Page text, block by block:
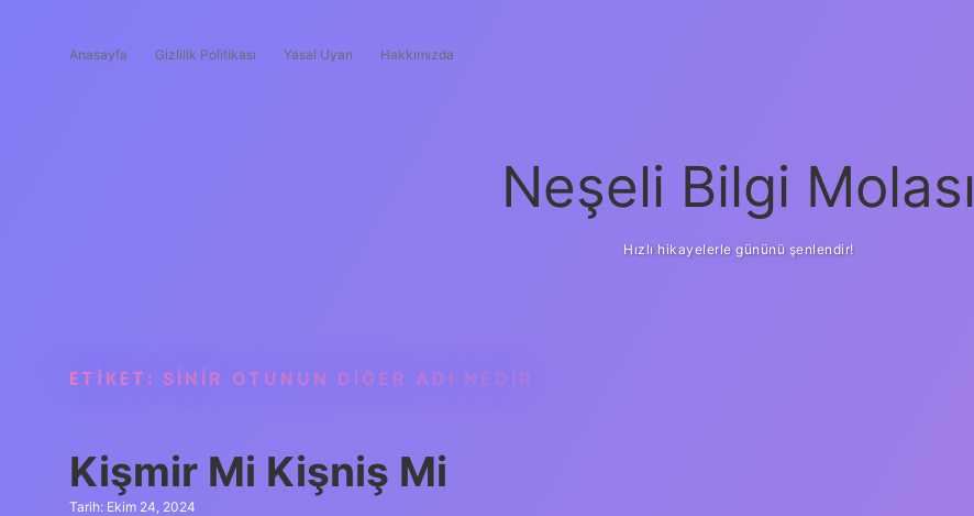
Anasayfa Gizlilik Politikası Yasal Uyarı Hakkımızda
Neşeli Bilgi Molası
Hızlı hikayelerle gününü şenlendir!
ETIKET: SINIR OTUNUN DIĞER ADI NEDIR
Kişmir Mi Kişniş Mi
Tarih: Ekim 24, 2024